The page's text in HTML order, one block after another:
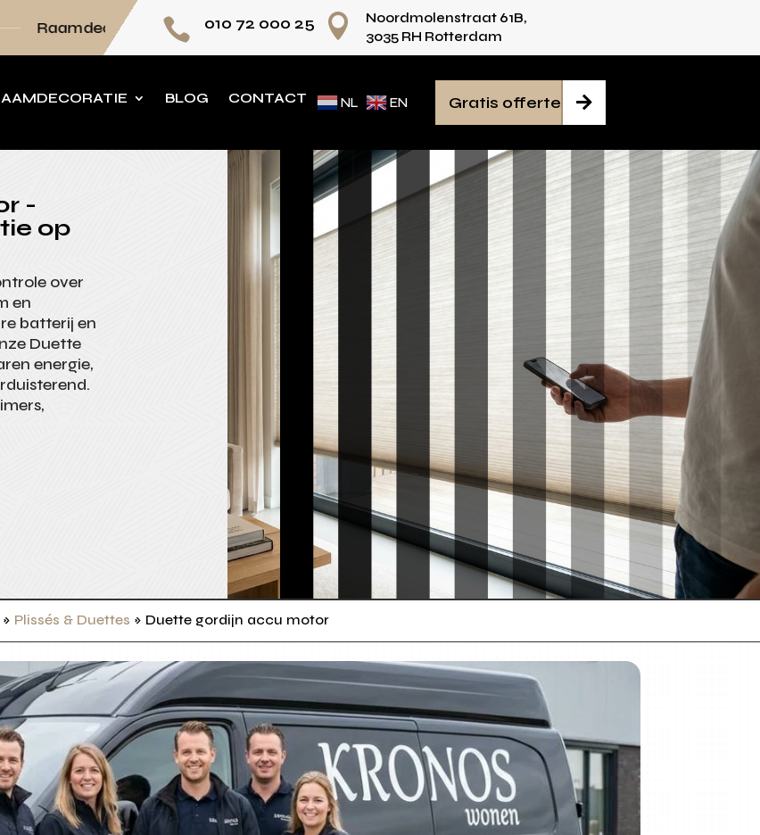
volledig op maat Persoonlijk advies voor iedere ruimte
 010 72 000 25 
Noordmolenstraat 61B,
3035 RH Rotterdam
BLOG CONTACT NL EN 
Gratis offerte
-
op
over
en
batterij en
Duette
energie,
Plissés & Duettes » Duette gordijn accu motor